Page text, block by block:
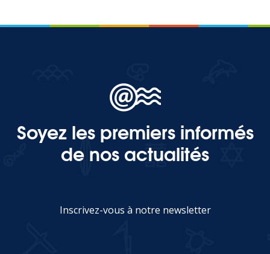
Soyez les premiers informés
de nos actualités
Inscrivez-vous à notre newsletter